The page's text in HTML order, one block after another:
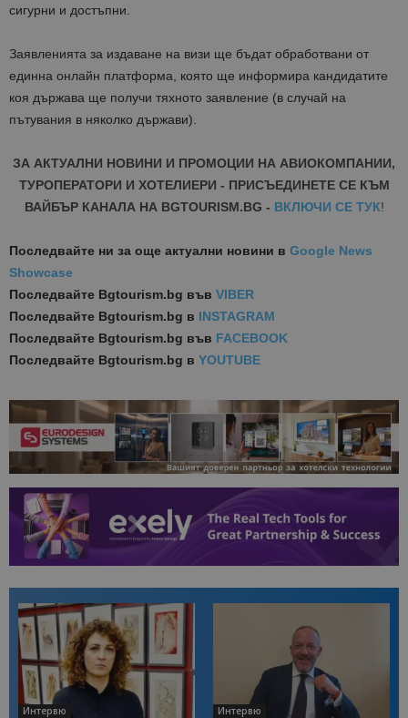
сигурни и достъпни.
Заявленията за издаване на визи ще бъдат обработвани от
единна онлайн платформа, която ще информира кандидатите
коя държава ще получи тяхното заявление (в случай на
пътувания в няколко държави).
ЗА АКТУАЛНИ НОВИНИ И ПРОМОЦИИ НА АВИОКОМПАНИИ,
ТУРОПЕРАТОРИ И ХОТЕЛИЕРИ - ПРИСЪЕДИНЕТЕ СЕ КЪМ
ВАЙБЪР КАНАЛА НА BGTOURISM.BG - ВКЛЮЧИ СЕ ТУК!
Последвайте ни за още актуални новини в Google News
Showcase
Последвайте Bgtourism.bg във VIBER
Последвайте Bgtourism.bg в INSTAGRAM
Последвайте Bgtourism.bg във FACEBOOK
Последвайте Bgtourism.bg в YOUTUBE
Интервю Интервю